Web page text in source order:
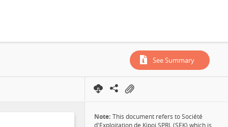
See Summary
Note: This document refers to Société
d'Exploitation de Kipoi SPRL (SEK) which is